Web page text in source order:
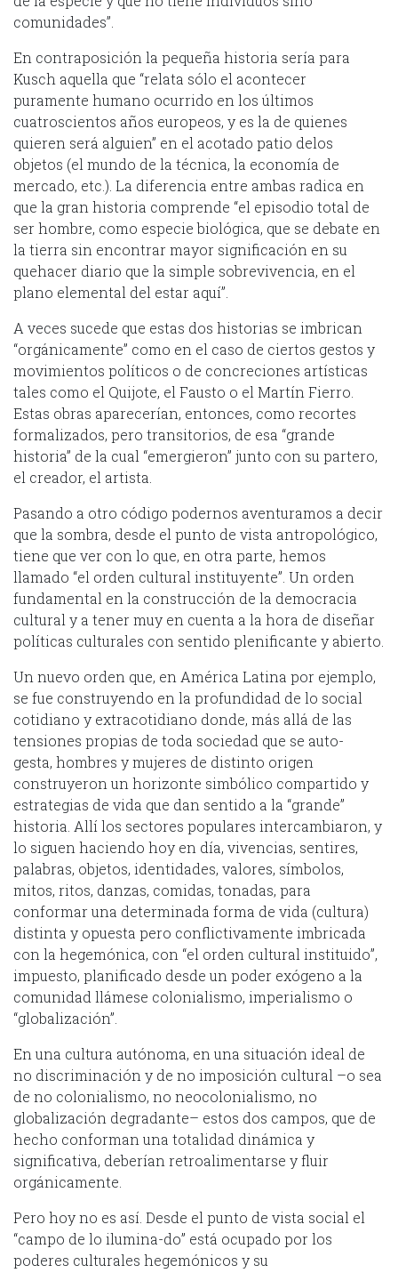
comunidades”.
En contraposición la pequeña historia sería para
Kusch aquella que “relata sólo el acontecer
puramente humano ocurrido en los últimos
cuatroscientos años europeos, y es la de quienes
quieren será alguien” en el acotado patio delos
objetos (el mundo de la técnica, la economía de
mercado, etc.). La diferencia entre ambas radica en
que la gran historia comprende “el episodio total de
ser hombre, como especie biológica, que se debate en
la tierra sin encontrar mayor significación en su
quehacer diario que la simple sobrevivencia, en el
plano elemental del estar aquí”.
A veces sucede que estas dos historias se imbrican
“orgánicamente” como en el caso de ciertos gestos y
movimientos políticos o de concreciones artísticas
tales como el Quijote, el Fausto o el Martín Fierro.
Estas obras aparecerían, entonces, como recortes
formalizados, pero transitorios, de esa “grande
historia” de la cual “emergieron” junto con su partero,
el creador, el artista.
Pasando a otro código podernos aventuramos a decir
que la sombra, desde el punto de vista antropológico,
tiene que ver con lo que, en otra parte, hemos
llamado “el orden cultural instituyente”. Un orden
fundamental en la construcción de la democracia
cultural y a tener muy en cuenta a la hora de diseñar
políticas culturales con sentido plenificante y abierto.
Un nuevo orden que, en América Latina por ejemplo,
se fue construyendo en la profundidad de lo social
cotidiano y extracotidiano donde, más allá de las
tensiones propias de toda sociedad que se auto-
gesta, hombres y mujeres de distinto origen
construyeron un horizonte simbólico compartido y
estrategias de vida que dan sentido a la “grande”
historia. Allí los sectores populares intercambiaron, y
lo siguen haciendo hoy en día, vivencias, sentires,
palabras, objetos, identidades, valores, símbolos,
mitos, ritos, danzas, comidas, tonadas, para
conformar una determinada forma de vida (cultura)
distinta y opuesta pero conflictivamente imbricada
con la hegemónica, con “el orden cultural instituido”,
impuesto, planificado desde un poder exógeno a la
comunidad llámese colonialismo, imperialismo o
“globalización”.
En una cultura autónoma, en una situación ideal de
no discriminación y de no imposición cultural –o sea
de no colonialismo, no neocolonialismo, no
globalización degradante– estos dos campos, que de
hecho conforman una totalidad dinámica y
significativa, deberían retroalimentarse y fluir
orgánicamente.
Pero hoy no es así. Desde el punto de vista social el
“campo de lo ilumina-do” está ocupado por los
poderes culturales hegemónicos y su